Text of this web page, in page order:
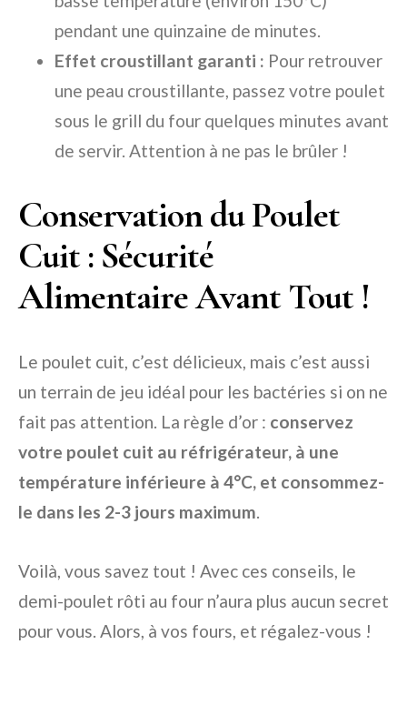
pendant une quinzaine de minutes.
Effet croustillant garanti : Pour retrouver
une peau croustillante, passez votre poulet
sous le grill du four quelques minutes avant
de servir. Attention à ne pas le brûler !
Conservation du Poulet
Cuit : Sécurité
Alimentaire Avant Tout !
Le poulet cuit, c’est délicieux, mais c’est aussi
un terrain de jeu idéal pour les bactéries si on ne
fait pas attention. La règle d’or : conservez
votre poulet cuit au réfrigérateur, à une
température inférieure à 4°C, et consommez-
le dans les 2-3 jours maximum
Voilà, vous savez tout ! Avec ces conseils, le
demi-poulet rôti au four n’aura plus aucun secret
pour vous. Alors, à vos fours, et régalez-vous !